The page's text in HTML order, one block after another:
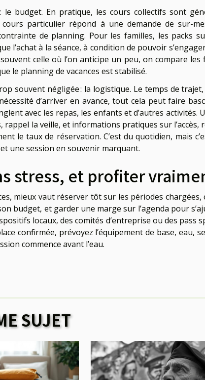
le budget. En pratique, les cours collectifs sont
cours particulier répond à une demande de sur-
de planning. Pour les familles, les packs
l’achat à la séance, à condition de pouvoir
celle où l’on anticipe un peu, on compare
le planning de vacances est stabilisé.
souvent négligée : la logistique. Le temps de
d’arriver en avance, tout cela peut faire
avec les repas, les enfants et d’autres activités.
la veille, et informations pratiques sur l’accès,
le taux de réservation. C’est du quotidien, mais
une session en souvenir marquant.
stress, et profiter
mieux vaut réserver tôt sur les périodes
budget, et garder une marge sur l’agenda pour
locaux, des comités d’entreprise ou des pass
confirmée, prévoyez l’équipement de base, eau,
commence avant l’eau.
SUJET